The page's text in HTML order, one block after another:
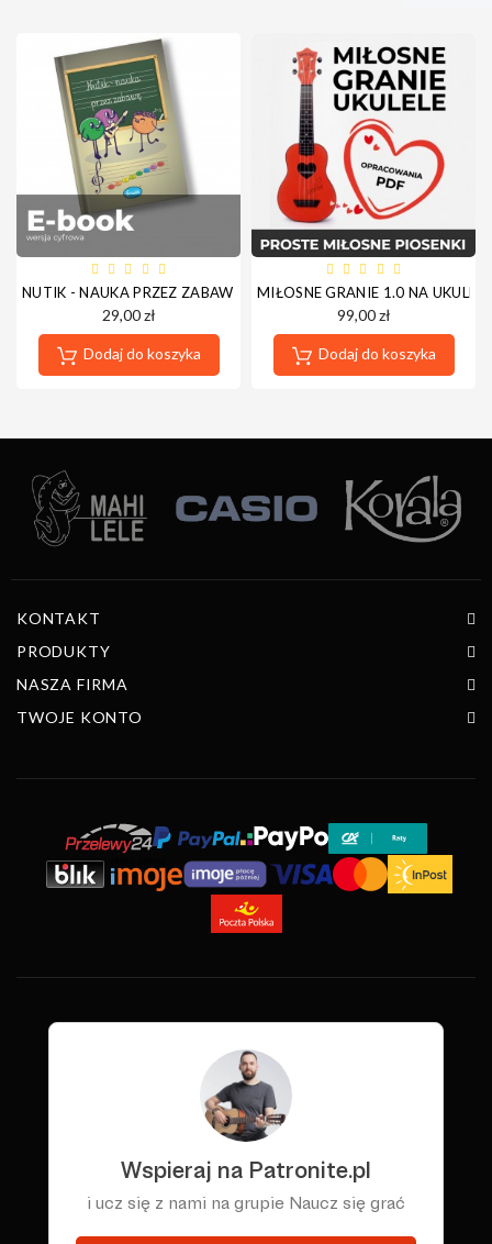
NUTIK - NAUKA PRZEZ ZABAWĘ - E-BOOK
29,00 zł
Dodaj do koszyka
MIŁOSNE GRANIE 1.0 NA
99,00 zł
Dodaj do koszyka
KONTAKT
PRODUKTY
NASZA FIRMA
TWOJE KONTO